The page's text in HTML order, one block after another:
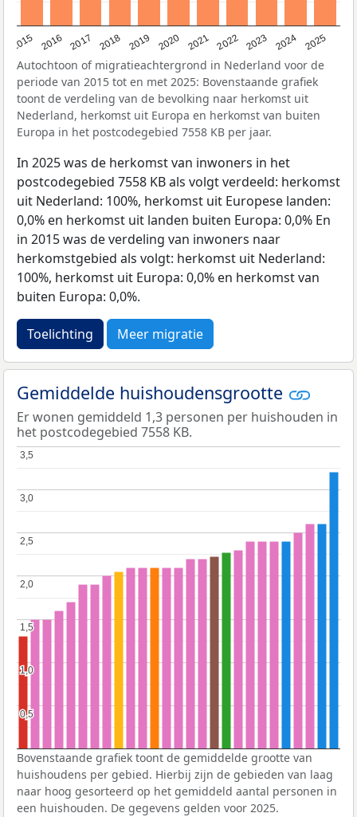
2015 2016 2017 2018 2019 2020 2021 2022 2023 2024 2025
Autochtoon of migratieachtergrond in Nederland voor de
periode van 2015 tot en met 2025: Bovenstaande grafiek
toont de verdeling van de bevolking naar herkomst uit
Nederland, herkomst uit Europa en herkomst van buiten
Europa in het postcodegebied 7558 KB per jaar.
In 2025 was de herkomst van inwoners in het
postcodegebied 7558 KB als volgt verdeeld: herkomst
uit Nederland: 100%, herkomst uit Europese landen:
0,0% en herkomst uit landen buiten Europa: 0,0% En
in 2015 was de verdeling van inwoners naar
herkomstgebied als volgt: herkomst uit Nederland:
100%, herkomst uit Europa: 0,0% en herkomst van
buiten Europa: 0,0%.
Toelichting Meer migratie
Gemiddelde huishoudensgrootte
Er wonen gemiddeld 1,3 personen per huishouden in
het postcodegebied 7558 KB.
0,5
0,5
1,0
1,0
1,5
1,5
2,0
2,0
2,5
2,5
3,0
3,0
3,5
3,5
Bovenstaande grafiek toont de gemiddelde grootte van
huishoudens per gebied. Hierbij zijn de gebieden van laag
naar hoog gesorteerd op het gemiddeld aantal personen in
een huishouden. De gegevens gelden voor 2025.